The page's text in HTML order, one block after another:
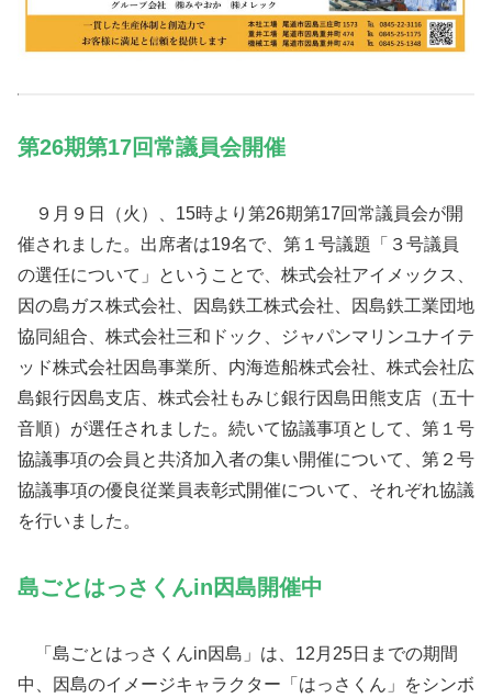
第26期第17回常議員会開催
９月９日（火）、15時より第26期第17回常議員会が開
催されました。出席者は19名で、第１号議題「３号議員
の選任について」ということで、株式会社アイメックス、
因の島ガス株式会社、因島鉄工株式会社、因島鉄工業団地
協同組合、株式会社三和ドック、ジャパンマリンユナイテ
ッド株式会社因島事業所、内海造船株式会社、株式会社広
島銀行因島支店、株式会社もみじ銀行因島田熊支店（五十
音順）が選任されました。続いて協議事項として、第１号
協議事項の会員と共済加入者の集い開催について、第２号
協議事項の優良従業員表彰式開催について、それぞれ協議
を行いました。
島ごとはっさくんin因島開催中
「島ごとはっさくんin因島」は、12月25日までの期間
中、因島のイメージキャラクター「はっさくん」をシンボ